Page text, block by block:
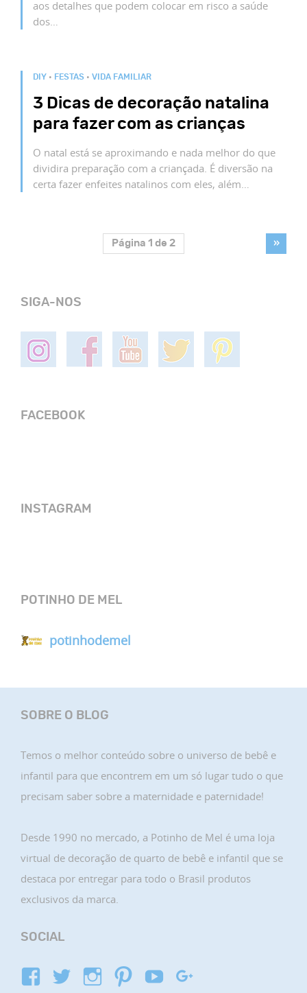
aos detalhes que podem colocar em risco a saúde
dos…
DIY • FESTAS • VIDA FAMILIAR
3 Dicas de decoração natalina
para fazer com as crianças
O natal está se aproximando e nada melhor do que
dividira preparação com a criançada. É diversão na
certa fazer enfeites natalinos com eles, além…
Página 1 de 2 »
SIGA-NOS
FACEBOOK
INSTAGRAM
POTINHO DE MEL
potinhodemel
SOBRE O BLOG
Temos o melhor conteúdo sobre o universo de bebê e
infantil para que encontrem em um só lugar tudo o que
precisam saber sobre a maternidade e paternidade!
Desde 1990 no mercado, a Potinho de Mel é uma loja
virtual de decoração de quarto de bebê e infantil que se
destaca por entregar para todo o Brasil produtos
exclusivos da marca.
SOCIAL